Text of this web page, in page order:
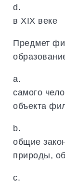
d.
в XIX веке
Предмет
a.
самого
объекта
b.
общие
природы,
c.